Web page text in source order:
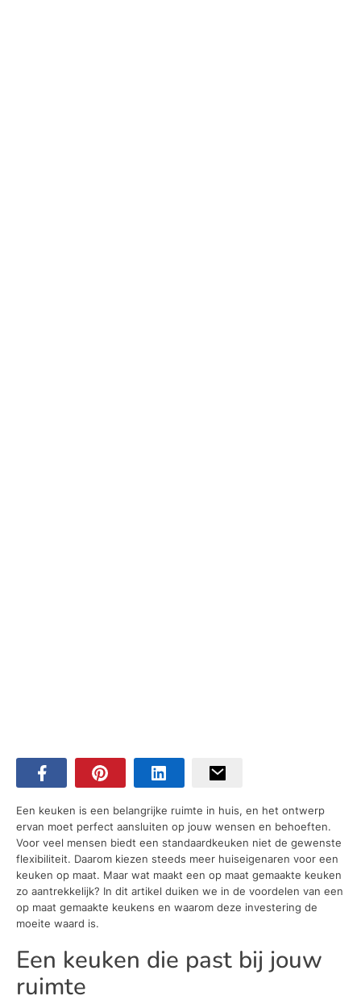
Een keuken is een belangrijke ruimte in huis, en het ontwerp
ervan moet perfect aansluiten op jouw wensen en behoeften.
Voor veel mensen biedt een standaardkeuken niet de gewenste
flexibiliteit. Daarom kiezen steeds meer huiseigenaren voor een
keuken op maat. Maar wat maakt een op maat gemaakte keuken
zo aantrekkelijk? In dit artikel duiken we in de voordelen van een
op maat gemaakte keukens en waarom deze investering de
moeite waard is.
Een keuken die past bij jouw
ruimte